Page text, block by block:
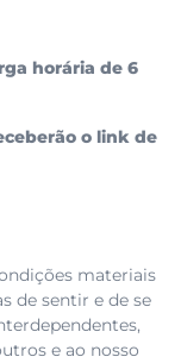
horária de 6
o link de
materiais
de sentir e de se
e ao nosso